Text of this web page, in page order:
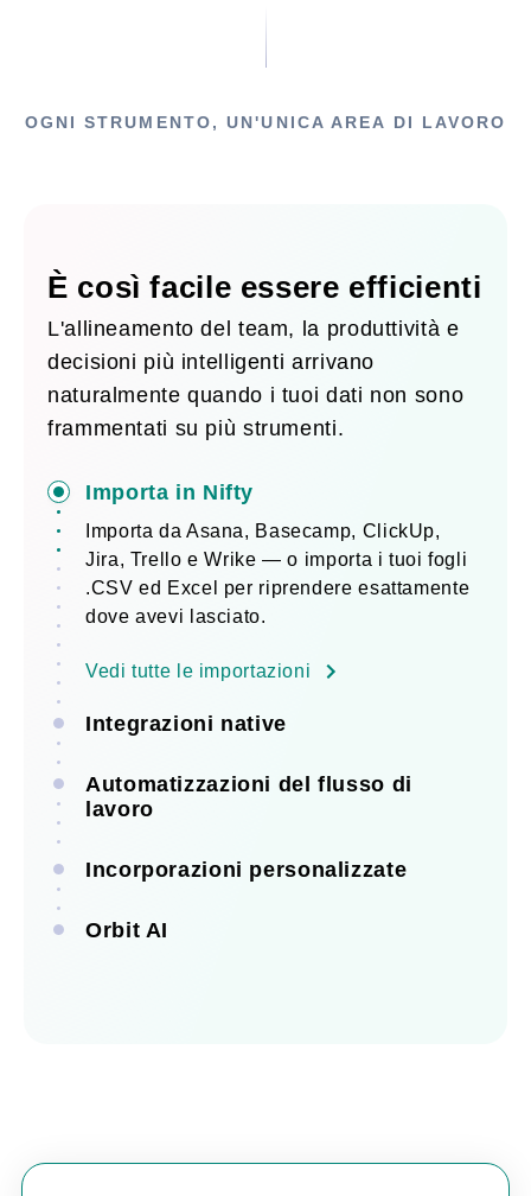
OGNI STRUMENTO, UN'UNICA AREA DI LAVORO
È così facile essere efficienti
L'allineamento del team, la produttività e
decisioni più intelligenti arrivano
naturalmente quando i tuoi dati non sono
frammentati su più strumenti.
Importa in Nifty
Importa da Asana, Basecamp, ClickUp,
Jira, Trello e Wrike — o importa i tuoi fogli
.CSV ed Excel per riprendere esattamente
dove avevi lasciato.
Vedi tutte le importazioni
Integrazioni native
Automatizzazioni del flusso di
lavoro
Incorporazioni personalizzate
Orbit AI